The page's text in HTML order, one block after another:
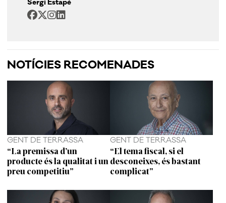
Sergi Estapé
NOTÍCIES RECOMENADES
GENT DE TERRASSA
“La premissa d’un
producte és la qualitat i un
preu competitiu”
GENT DE TERRASSA
“El tema fiscal, si el
desconeixes, és bastant
complicat”